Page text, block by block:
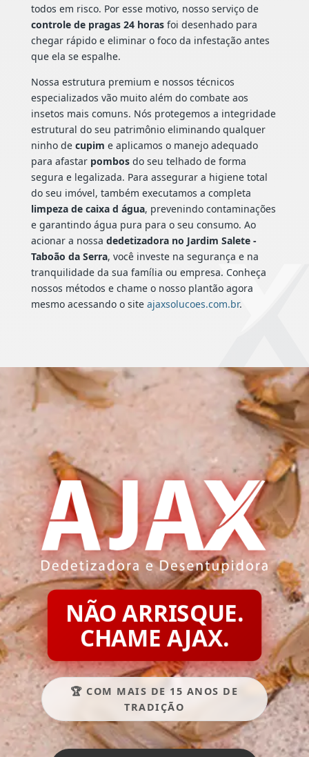
todos em risco. Por esse motivo, nosso serviço de
controle de pragas 24 horasfoi desenhado para
chegar rápido e eliminar o foco da infestação antes
que ela se espalhe.
Nossa estrutura premium e nossos técnicos
especializados vão muito além do combate aos
insetos mais comuns. Nós protegemos a integridade
estrutural do seu patrimônio eliminando qualquer
ninho de cupim e aplicamos o manejo adequado
para afastar pombosdo seu telhado de forma
segura e legalizada. Para assegurar a higiene total
do seu imóvel, também executamos a completa
limpeza de caixa d água, prevenindo contaminações
e garantindo água pura para o seu consumo. Ao
acionar a nossa dedetizadora no Jardim Salete -
Taboão da Serra, você investe na segurança e na
tranquilidade da sua família ou empresa. Conheça
nossos métodos e chame o nosso plantão agora
mesmo acessando o site ajaxsolucoes.com.br.
NÃO ARRISQUE.
CHAME AJAX.
🏆 COM MAIS DE 15 ANOS DE
TRADIÇÃO